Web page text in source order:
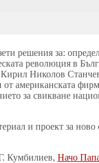
решения за:
революция в
Николов
американската
за свикване
и проект за
Кумбилиев, Начо